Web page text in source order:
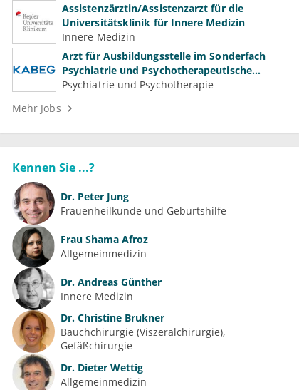
Assistenzärztin/Assistenzarzt für die
Universitätsklinik für Innere Medizin
Innere Medizin
Arzt für Ausbildungsstelle im Sonderfach
Psychiatrie und Psychotherapeutische
Medizin (m/w/d)
Psychiatrie und Psychotherapie
Mehr Jobs
Kennen Sie ...?
Dr. Peter Jung
Frauenheilkunde und Geburtshilfe
Frau Shama Afroz
Allgemeinmedizin
Dr. Andreas Günther
Innere Medizin
Dr. Christine Brukner
Bauchchirurgie (Viszeralchirurgie)
Gefäßchirurgie
Dr. Dieter Wettig
Allgemeinmedizin